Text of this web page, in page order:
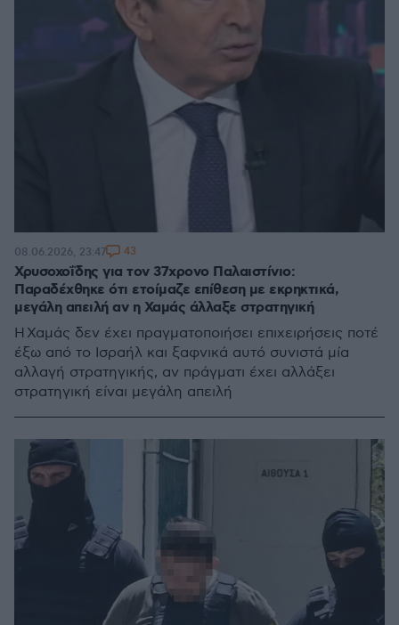
Χρυσοχοΐδης για τον 37χρονο Παλαιστίνιο:
Παραδέχθηκε ότι ετοίμαζε επίθεση με εκρηκτικά,
μεγάλη απειλή αν η Χαμάς άλλαξε στρατηγική
H Χαμάς δεν έχει πραγματοποιήσει επιχειρήσεις ποτέ
έξω από το Ισραήλ και ξαφνικά αυτό συνιστά μία
αλλαγή στρατηγικής, αν πράγματι έχει αλλάξει
στρατηγική είναι μεγάλη απειλή
08.06.2026, 23:47 43